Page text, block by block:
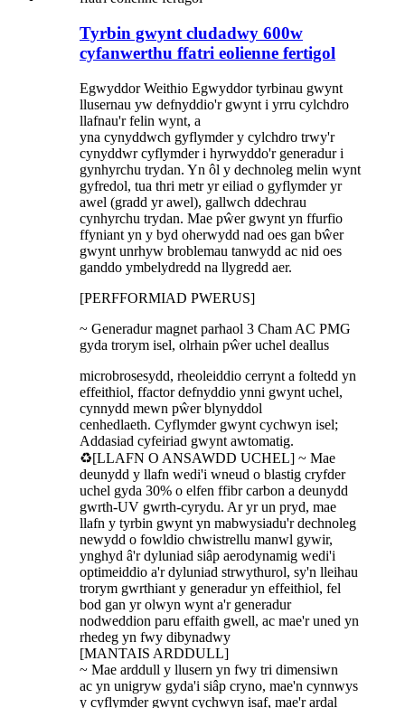
Tyrbin gwynt cludadwy 600w
cyfanwerthu ffatri eolienne fertigol
Egwyddor Weithio Egwyddor tyrbinau gwynt
llusernau yw defnyddio'r gwynt i yrru cylchdro
llafnau'r felin wynt, a
yna cynyddwch gyflymder y cylchdro trwy'r
cynyddwr cyflymder i hyrwyddo'r generadur i
gynhyrchu trydan. Yn ôl y dechnoleg melin wynt
gyfredol, tua thri metr yr eiliad o gyflymder yr
awel (gradd yr awel), gallwch ddechrau
cynhyrchu trydan. Mae pŵer gwynt yn ffurfio
ffyniant yn y byd oherwydd nad oes gan bŵer
gwynt unrhyw broblemau tanwydd ac nid oes
ganddo ymbelydredd na llygredd aer.
[PERFFORMIAD PWERUS]
~ Generadur magnet parhaol 3 Cham AC PMG
gyda trorym isel, olrhain pŵer uchel deallus
microbrosesydd, rheoleiddio cerrynt a foltedd yn
effeithiol, ffactor defnyddio ynni gwynt uchel,
cynnydd mewn pŵer blynyddol
cenhedlaeth. Cyflymder gwynt cychwyn isel;
Addasiad cyfeiriad gwynt awtomatig.
♻[LLAFN O ANSAWDD UCHEL] ~ Mae
deunydd y llafn wedi'i wneud o blastig cryfder
uchel gyda 30% o elfen ffibr carbon a deunydd
gwrth-UV gwrth-cyrydu. Ar yr un pryd, mae
llafn y tyrbin gwynt yn mabwysiadu'r dechnoleg
newydd o fowldio chwistrellu manwl gywir,
ynghyd â'r dyluniad siâp aerodynamig wedi'i
optimeiddio a'r dyluniad strwythurol, sy'n lleihau
trorym gwrthiant y generadur yn effeithiol, fel
bod gan yr olwyn wynt a'r generadur
nodweddion paru effaith gwell, ac mae'r uned yn
rhedeg yn fwy dibynadwy
[MANTAIS ARDDULL]
~ Mae arddull y llusern yn fwy tri dimensiwn
ac yn unigryw gyda'i siâp cryno, mae'n cynnwys
y cyflymder gwynt cychwyn isaf, mae'r ardal